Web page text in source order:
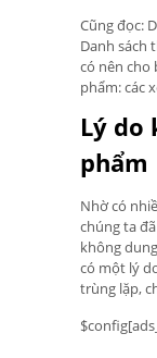
Cũng đọc:
Danh sách
có nên cho
phẩm: các
Lý do
phẩm
Nhờ có
chúng ta
không
có một lý
trùng lặp,